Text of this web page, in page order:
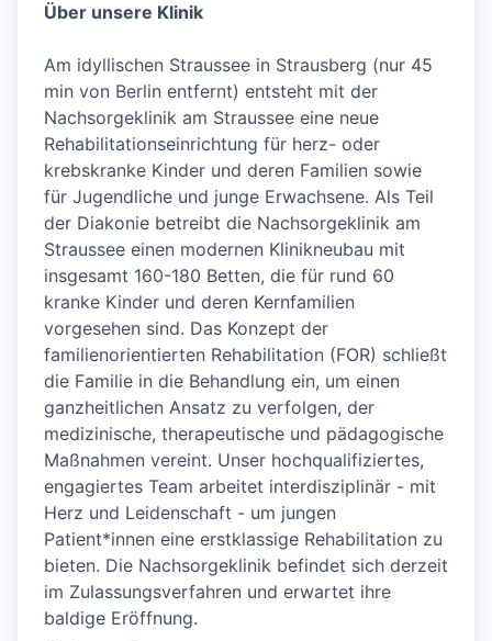
Über unsere Klinik
Am idyllischen Straussee in Strausberg (nur 45
min von Berlin entfernt) entsteht mit der
Nachsorgeklinik am Straussee eine neue
Rehabilitationseinrichtung für herz- oder
krebskranke Kinder und deren Familien sowie
für Jugendliche und junge Erwachsene. Als Teil
der Diakonie betreibt die Nachsorgeklinik am
Straussee einen modernen Klinikneubau mit
insgesamt 160-180 Betten, die für rund 60
kranke Kinder und deren Kernfamilien
vorgesehen sind. Das Konzept der
familienorientierten Rehabilitation (FOR) schließt
die Familie in die Behandlung ein, um einen
ganzheitlichen Ansatz zu verfolgen, der
medizinische, therapeutische und pädagogische
Maßnahmen vereint. Unser hochqualifiziertes,
engagiertes Team arbeitet interdisziplinär - mit
Herz und Leidenschaft - um jungen
Patient*innen eine erstklassige Rehabilitation zu
bieten. Die Nachsorgeklinik befindet sich derzeit
im Zulassungsverfahren und erwartet ihre
baldige Eröffnung.